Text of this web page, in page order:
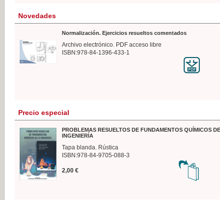
Novedades
Normalización. Ejercicios resueltos comentados
Archivo electrónico. PDF acceso libre
ISBN:978-84-1396-433-1
Precio especial
PROBLEMAS RESUELTOS DE FUNDAMENTOS QUÍMICOS
INGENIERÍA
Tapa blanda. Rústica
ISBN:978-84-9705-088-3
2,00 €